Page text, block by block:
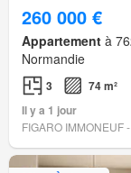
260 000 €
Appartement à
Normandie
3
74 m²
Il y a 1 jour
FIGARO IMMONEUF